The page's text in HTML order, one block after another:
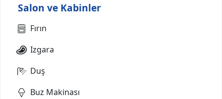
Salon ve Kabinler
Fırın
Izgara
Duş
Buz Makinası